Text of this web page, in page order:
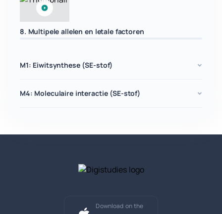
8. Multipele allelen en letale factoren
M1: Eiwitsynthese (SE-stof)
M4: Moleculaire interactie (SE-stof)
Download on the